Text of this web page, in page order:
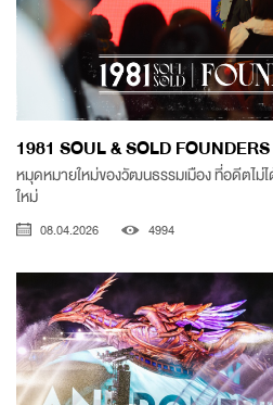
1981 SOUL & SOLD
หมุดหมายใหม่ของวัฒนธรรมเมือง ที่อดีตไม่
ใหม่
08.04.2026 4994